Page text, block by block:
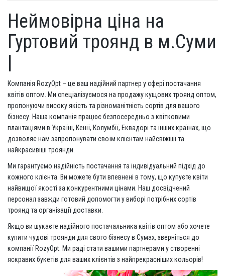
Неймовірна ціна на
Гуртовий троянд в м.Суми
|
Компанія RozyOpt – це ваш надійний партнер у сфері постачання
квітів оптом. Ми спеціалізуємося на продажу кущових троянд оптом,
пропонуючи високу якість та різноманітність сортів для вашого
бізнесу. Наша компанія працює безпосередньо з квітковими
плантаціями в Україні, Кенії, Колумбії, Еквадорі та інших країнах, що
дозволяє нам запропонувати своїм клієнтам найсвіжіші та
найкрасивіші троянди.
Ми гарантуємо надійність постачання та індивідуальний підхід до
кожного клієнта. Ви можете бути впевнені в тому, що купуєте квіти
найвищої якості за конкурентними цінами. Наш досвідчений
персонал завжди готовий допомогти у виборі потрібних сортів
троянд та організації доставки.
Якщо ви шукаєте надійного постачальника квітів оптом або хочете
купити чудові троянди для свого бізнесу в Сумах, зверніться до
компанії RozyOpt. Ми раді стати вашими партнерами у створенні
яскравих букетів для ваших клієнтів з найпрекрасніших кольорів!